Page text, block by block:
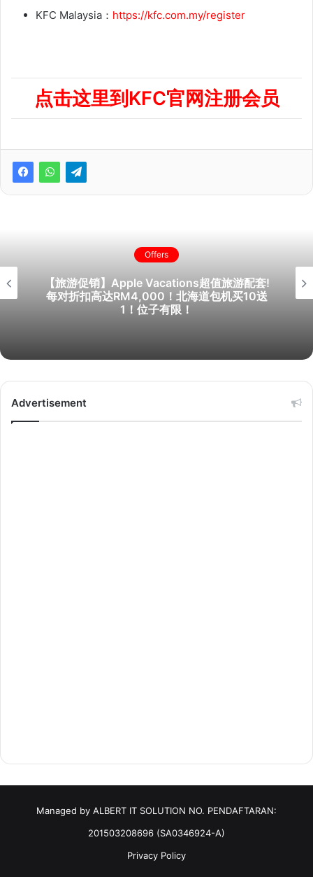
KFC Malaysia： https://kfc.com.my/register
点击这里到KFC官网注册会员
Offers
【旅游促销】Apple Vacations超值旅游配套!
每对折扣高达RM4,000！北海道包机买10送
1！位子有限！
Advertisement
Managed by ALBERT IT SOLUTION NO. PENDAFTARAN:
201503208696 (SA0346924-A)
Privacy Policy